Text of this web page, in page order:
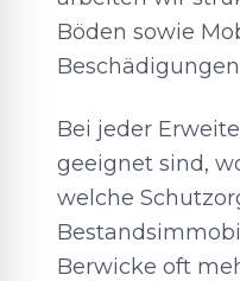
Böden sowie
Bei jeder
geeignet sind,
welche
Berwicke oft